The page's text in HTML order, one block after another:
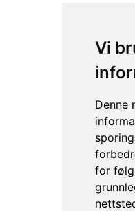
Vi
Denne
for